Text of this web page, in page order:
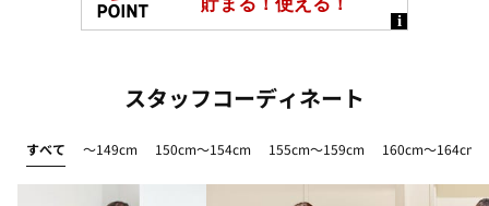
スタッフコーディネート
すべて ～149cm 150cm～154cm 155cm～159cm 160cm～164cm